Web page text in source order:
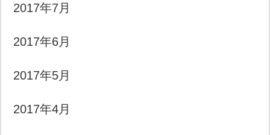
2017年7月
2017年6月
2017年5月
2017年4月